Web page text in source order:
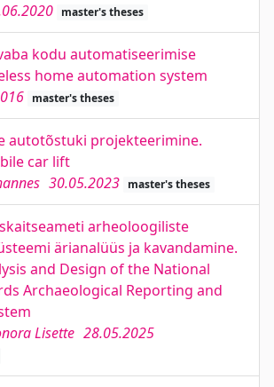
master's theses
kodu automatiseerimise
home automation system
master's theses
autotõstuki projekteerimine.
car lift
30.05.2023 master's theses
arheoloogiliste
ärianalüüs ja kavandamine.
and Design of the National
Archaeological Reporting and
Lisette 28.05.2025